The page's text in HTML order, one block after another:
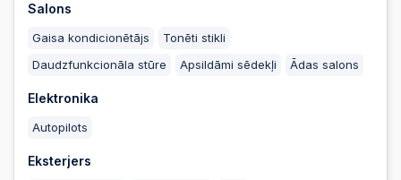
Salons
Gaisa kondicionētājs
Tonēti stikli
Daudzfunkcionāla stūre
Apsildāmi sēdekļi Ādas salons
Elektronika
Autopilots
Eksterjers